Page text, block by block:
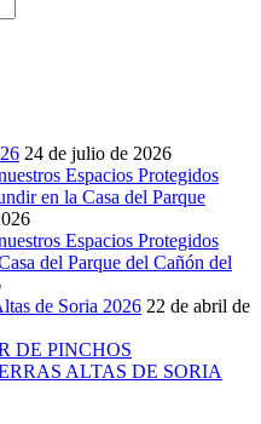
24 de julio de 2026
Espacios Protegidos
en la Casa del Parque
Espacios Protegidos
del Parque del Cañón del
de Soria 2026 22 de abril de
DE PINCHOS
ALTAS DE SORIA